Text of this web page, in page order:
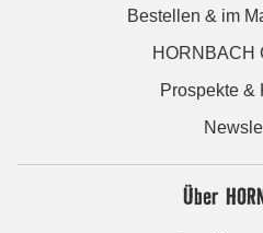
Bestellen & im
HORNBACH
Prospekte &
Über